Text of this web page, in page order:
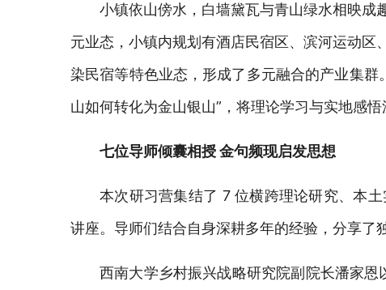
小镇依山傍水，白墙黛瓦与青山绿水相映成
元业态，小镇内规划有酒店民宿区、滨河运动
染民宿等特色业态，形成了多元融合的产业集群
山如何转化为金山银山”，将理论学习与实地感悟
七位导师倾囊相授金句频现启发思想
本次研习营集结了 7 位横跨理论研究、本
讲座。导师们结合自身深耕多年的经验，分享了
西南大学乡村振兴战略研究院副院长潘家恩